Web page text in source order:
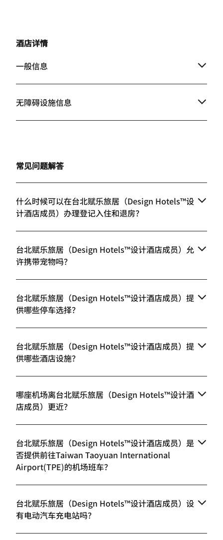
酒店详情
一般信息
无障碍设施信息
常见问题解答
什么时候可以在台北赋乐旅居（Design Hotels™设
计酒店成员）办理登记入住和退房？
台北赋乐旅居（Design Hotels™设计酒店成员）允
许携带宠物吗？
台北赋乐旅居（Design Hotels™设计酒店成员）提
供哪些停车选择？
台北赋乐旅居（Design Hotels™设计酒店成员）提
供哪些酒店设施？
哪座机场离台北赋乐旅居（Design Hotels™设计酒
店成员）更近？
台北赋乐旅居（Design Hotels™设计酒店成员）是
否提供前往Taiwan Taoyuan International
Airport(TPE)的机场班车？
台北赋乐旅居（Design Hotels™设计酒店成员）设
有电动汽车充电站吗？